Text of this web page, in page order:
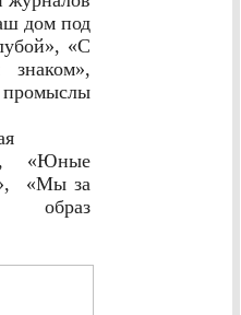
дом под
«С
знаком»,
«Юные
«Мы за
образ